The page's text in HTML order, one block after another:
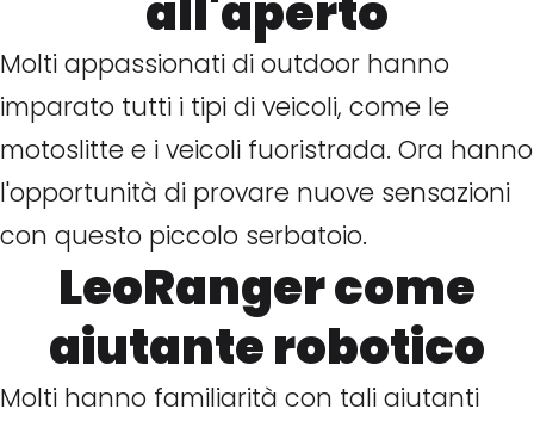
Molti appassionati di outdoor hanno
imparato tutti i tipi di veicoli, come le
motoslitte e i veicoli fuoristrada. Ora hanno
l'opportunità di provare nuove sensazioni
con questo piccolo serbatoio.
LeoRanger come
aiutante robotico
Molti hanno familiarità con tali aiutanti